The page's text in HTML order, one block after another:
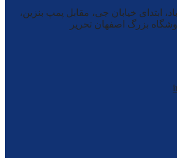
ابتدای خیابان جی، مقابل پمپ بنزین،